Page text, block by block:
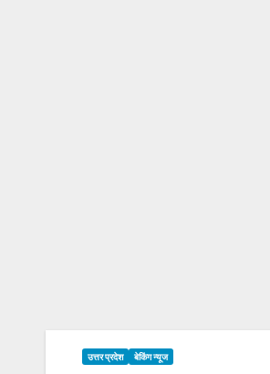
उत्तर प्रदेश बेकिंग न्यूज